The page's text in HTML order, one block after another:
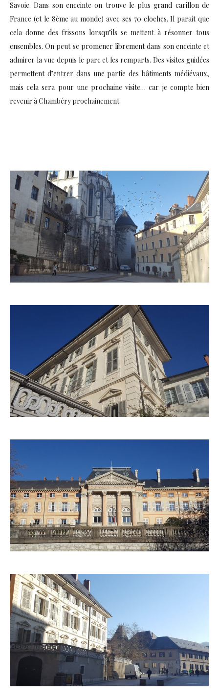
Savoie. Dans son enceinte on trouve le plus grand carillon de
France (et le 8ème au monde) avec ses 70 cloches. Il parait que
cela donne des frissons lorsqu’ils se mettent à résonner tous
ensembles. On peut se promener librement dans son enceinte et
admirer la vue depuis le parc et les remparts. Des visites guidées
permettent d’entrer dans une partie des bâtiments médiévaux,
mais cela sera pour une prochaine visite… car je compte bien
revenir à Chambéry prochainement.